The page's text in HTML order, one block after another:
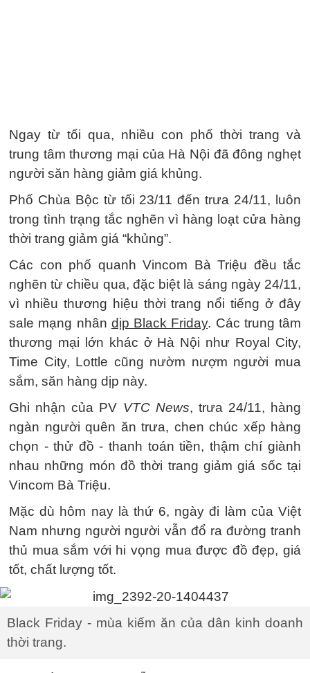
Ngay từ tối qua, nhiều con phố thời trang và
trung tâm thương mại của Hà Nội đã đông nghẹt
người săn hàng giảm giá khủng.
Phố Chùa Bộc từ tối 23/11 đến trưa 24/11, luôn
trong tình trạng tắc nghẽn vì hàng loạt cửa hàng
thời trang giảm giá “khủng”.
Các con phố quanh Vincom Bà Triệu đều tắc
nghẽn từ chiều qua, đặc biệt là sáng ngày 24/11,
vì nhiều thương hiệu thời trang nổi tiếng ở đây
sale mạng nhân dịp Black Friday. Các trung tâm
thương mại lớn khác ở Hà Nội như Royal City,
Time City, Lottle cũng nườm nượm người mua
sắm, săn hàng dịp này.
Ghi nhận của PV VTC News, trưa 24/11, hàng
ngàn người quên ăn trưa, chen chúc xếp hàng
chọn - thử đồ - thanh toán tiền, thậm chí giành
nhau những món đồ thời trang giảm giá sốc tại
Vincom Bà Triệu.
Mặc dù hôm nay là thứ 6, ngày đi làm của Việt
Nam nhưng người người vẫn đổ ra đường tranh
thủ mua sắm với hi vọng mua được đồ đẹp, giá
tốt, chất lượng tốt.
Black Friday - mùa kiếm ăn của dân kinh doanh
thời trang.